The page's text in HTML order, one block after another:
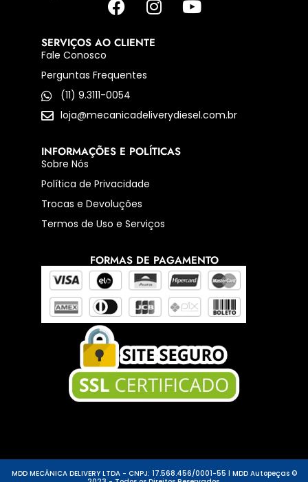
SERVIÇOS AO CLIENTE
Fale Conosco
Perguntas Frequentes
(11) 9.3111-0054
loja@mecanicadeliverydiesel.com.br
INFORMAÇÕES E POLÍTICAS
Sobre Nós
Política de Privacidade
Trocas e Devoluções
Termos de Uso e Serviços
FORMAS DE PAGAMENTO
MDD MECÂNICA DELIVERY LTDA - CNPJ: 17.568.456/0001-55 l MDD Autopeças ©